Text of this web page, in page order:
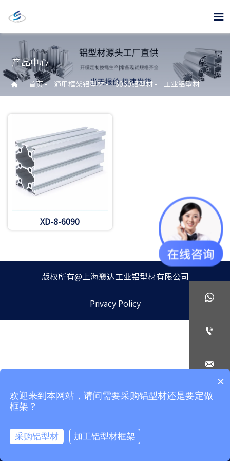

产品中心
 首页- 通用框架铝型材- 6060铝型材 - 工业铝型材
XD-8-6090
版权所有@上海襄达工业铝型材有限公司
Privacy Policy
 




×
欢迎来到本网站，请问需要采购铝型材还是要定做
框架？
采购铝型材 加工铝型材框架